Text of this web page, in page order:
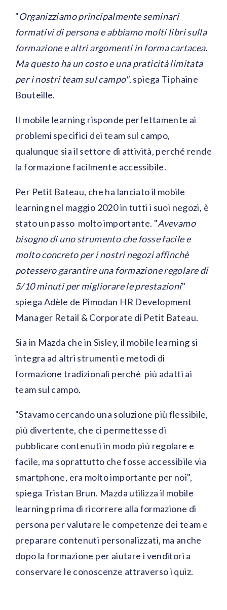
"Organizziamo principalmente seminari
formativi di persona e abbiamo molti libri sulla
formazione e altri argomenti in forma cartacea.
Ma questo ha un costo e una praticità limitata
per i nostri team sul campo", spiega Tiphaine
Bouteille.
Il mobile learning risponde perfettamente ai
problemi specifici dei team sul campo,
qualunque sia il settore di attività, perché rende
la formazione facilmente accessibile.
Per Petit Bateau, che ha lanciato il mobile
learning nel maggio 2020 in tutti i suoi negozi, è
stato un passo molto importante. "Avevamo
bisogno di uno strumento che fosse facile e
molto concreto per i nostri negozi affinchè
potessero garantire una formazione regolare di
5/10 minuti per migliorare le prestazioni"
spiega Adèle de Pimodan HR Development
Manager Retail & Corporate di Petit Bateau.
Sia in Mazda che in Sisley, il mobile learning si
integra ad altri strumenti e metodi di
formazione tradizionali perché più adatti ai
team sul campo.
"Stavamo cercando una soluzione più flessibile,
più divertente, che ci permettesse di
pubblicare contenuti in modo più regolare e
facile, ma soprattutto che fosse accessibile via
smartphone, era molto importante per noi",
spiega Tristan Brun. Mazda utilizza il mobile
learning prima di ricorrere alla formazione di
persona per valutare le competenze dei team e
preparare contenuti personalizzati, ma anche
dopo la formazione per aiutare i venditori a
conservare le conoscenze attraverso i quiz.